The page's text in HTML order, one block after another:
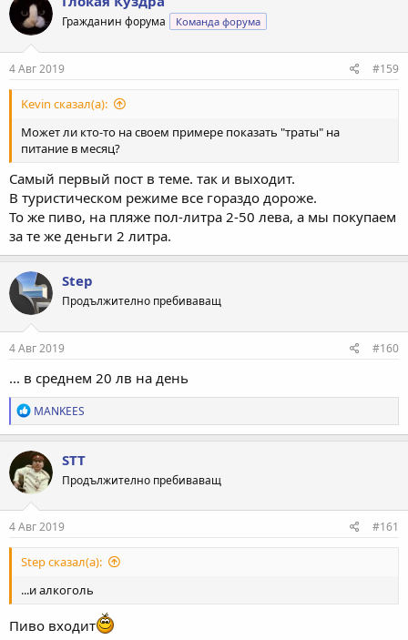
ц
и
и
:
Гражданин форума Команда форума
4 Авг 2019 #159
Kevin сказал(а):
Может ли кто-то на своем примере показать "траты" на
питание в месяц?
Самый первый пост в теме. так и выходит.
В туристическом режиме все гораздо дороже.
То же пиво, на пляже пол-литра 2-50 лева, а мы покупаем
за те же деньги 2 литра.
Step
Продължително пребиваващ
4 Авг 2019 #160
... в среднем 20 лв на день
Р
е
а
к
ц
и
и
:
MANKEES
STT
Продължително пребиваващ
4 Авг 2019 #161
Step сказал(а):
...и алкоголь
Пиво входит